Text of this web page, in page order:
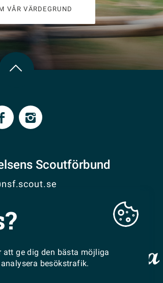
VÅR VÄRDEGRUND
Scoutförbund
att ge dig den bästa möjliga
besökstrafik.